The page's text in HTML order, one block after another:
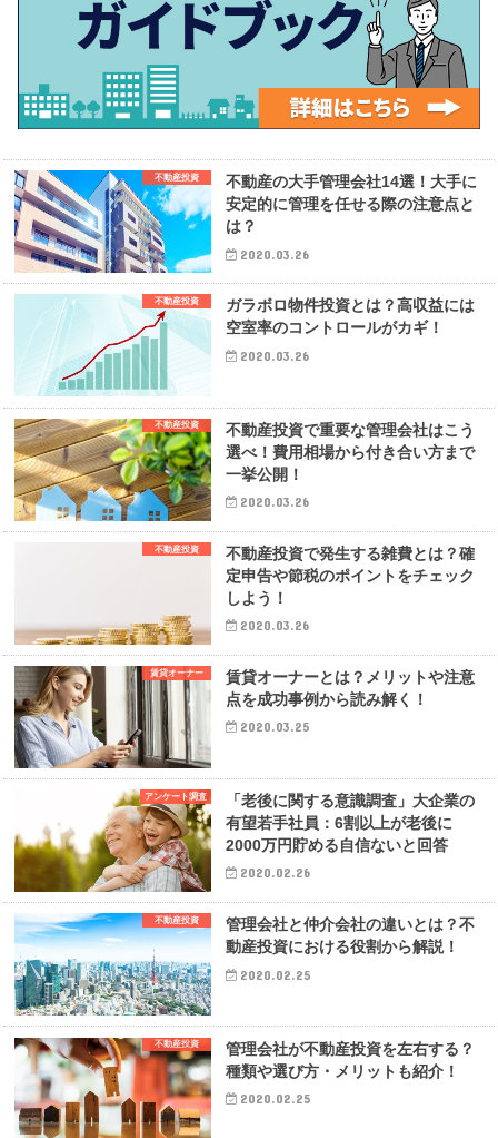
不動産投資
不動産の大手管理会社14選！大手に
安定的に管理を任せる際の注意点と
は？
2020.03.26
不動産投資
ガラボロ物件投資とは？高収益には
空室率のコントロールがカギ！
2020.03.26
不動産投資
不動産投資で重要な管理会社はこう
選べ！費用相場から付き合い方まで
一挙公開！
2020.03.26
不動産投資
不動産投資で発生する雑費とは？確
定申告や節税のポイントをチェック
しよう！
2020.03.26
賃貸オーナー
賃貸オーナーとは？メリットや注意
点を成功事例から読み解く！
2020.03.25
アンケート調査
「老後に関する意識調査」大企業の
有望若手社員：6割以上が老後に
2000万円貯める自信ないと回答
2020.02.26
不動産投資
管理会社と仲介会社の違いとは？不
動産投資における役割から解説！
2020.02.25
不動産投資
管理会社が不動産投資を左右する？
種類や選び方・メリットも紹介！
2020.02.25